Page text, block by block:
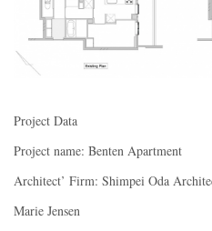
Project Data
Project name: Benten Apartment
Architect’ Firm: Shimpei Oda
Marie Jensen